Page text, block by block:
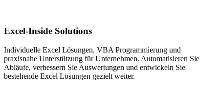
Excel-Inside Solutions
Individuelle Excel Lösungen, VBA Programmierung und
praxisnahe Unterstützung für Unternehmen. Automatisieren Sie
Abläufe, verbessern Sie Auswertungen und entwickeln Sie
bestehende Excel Lösungen gezielt weiter.